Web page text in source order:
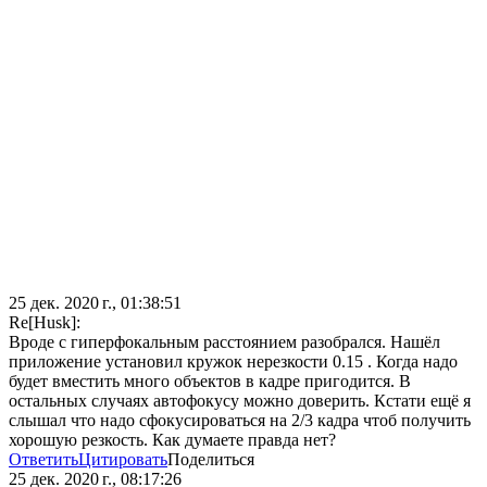
25 дек. 2020 г., 01:38:51
Re[Husk]:
Вроде с гиперфокальным расстоянием разобрался. Нашёл
приложение установил кружок нерезкости 0.15 . Когда надо
будет вместить много объектов в кадре пригодится. В
остальных случаях автофокусу можно доверить. Кстати ещё я
слышал что надо сфокусироваться на 2/3 кадра чтоб получить
хорошую резкость. Как думаете правда нет?
ОтветитьЦитироватьПоделиться
25 дек. 2020 г., 08:17:26